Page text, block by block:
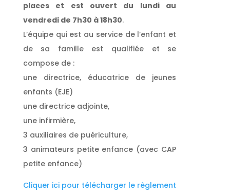
places et est ouvert du lundi au
vendredi de 7h30 à 18h30.
L’équipe qui est au service de l’enfant et
de sa famille est qualifiée et se
compose de :
une directrice, éducatrice de jeunes
enfants (EJE)
une directrice adjointe,
une infirmière,
3 auxiliaires de puériculture,
3 animateurs petite enfance (avec CAP
petite enfance)
Cliquer ici pour télécharger le règlement